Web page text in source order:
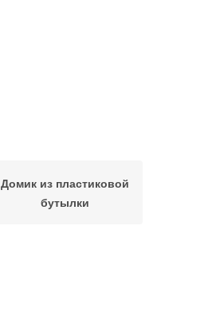
Домик из пластиковой
бутылки